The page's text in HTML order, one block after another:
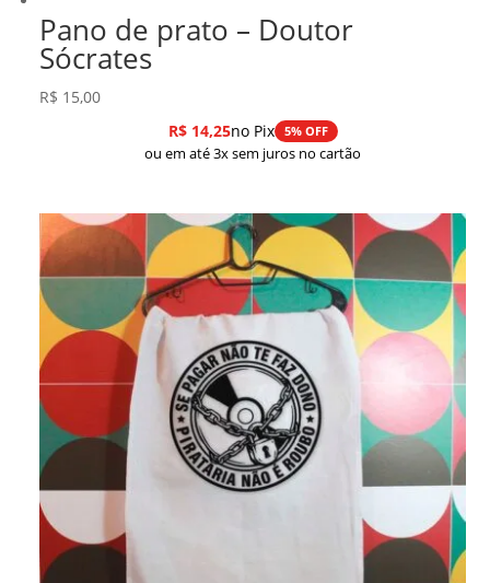
Pano de prato – Doutor
Sócrates
R$ 15,00
R$14,25no Pix 5% OFF
ou em até 3x sem juros no cartão